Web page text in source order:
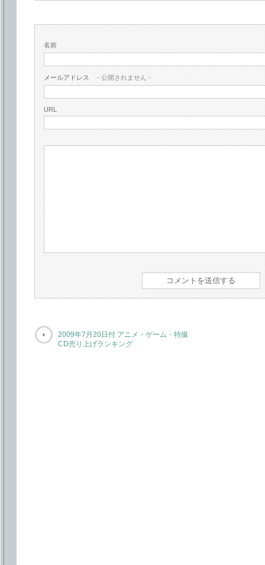
名前
メールアドレス - 公開されません -
URL
2009年7月20日付 アニメ・ゲーム・特撮
CD売り上げランキング